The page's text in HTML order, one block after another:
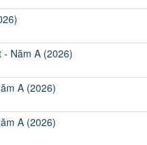
Năm A (2026)
A (2026)
A (2026)